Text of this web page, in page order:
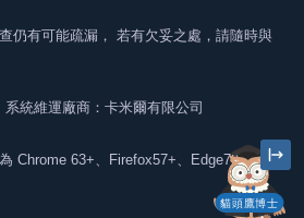
貓頭鷹博士
仍有可能疏漏， 若有欠妥之處，請隨時與
系統維運廠商：卡米爾有限公司
Chrome 63+、Firefox57+、Edge79+及